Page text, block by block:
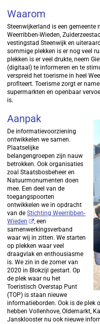
Waarom
Steenwijkerland is een
Weerribben-Wieden,
vestingstad Steenwijk en
sommige plekken is er nog veel
plekken is er veel drukte, neem
(digitaal) te informeren en te
verspreid het toerisme in heel
profiteert. Toerisme zorgt er
supermarkten en openbaar
is.
Aanpak
De informatievoorziening
ontwikkelen we samen.
Plaatselijke
belangengroepen zijn nauw
betrokken. Ook organisaties
zoal Staatsbosbeheer en
Natuurmonumenten doen
mee. Een deel van de
toegangspoorten
ontwikkelen we in opdracht
van deStichting Weerribben-
Wieden
, een
samenwerkingsverband
waar wij in zitten. We starten
op plekken waar veel
draagvlak en enthousiasme
is. We zin in de zomer van
2020 in Blokzijl gestart. Op
de plek waar nu het
Toeristisch Overstap Punt
(TOP) is staan nieuwe
informatieborden. Ook is de plek
hebben Vollenhove, Oldemarkt,
Jansklooster nu ook nieuwe